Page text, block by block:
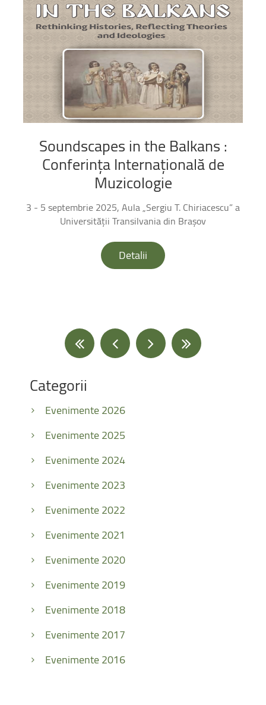
Soundscapes inthe Balkans :
Conferința Internaționalăde
Muzicologie
3 - 5 septembrie 2025, Aula „Sergiu T. Chiriacescu” a
Universității Transilvania din Brașov
Detalii
Categorii
Evenimente 2026
Evenimente 2025
Evenimente 2024
Evenimente 2023
Evenimente 2022
Evenimente 2021
Evenimente 2020
Evenimente 2019
Evenimente 2018
Evenimente 2017
Evenimente 2016